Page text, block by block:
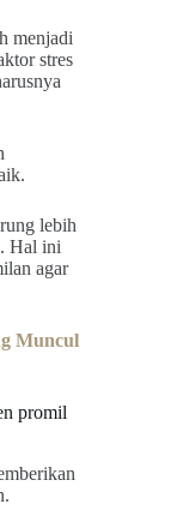
menjadi
stres
lebih
Hal ini
agar
Muncul
promil